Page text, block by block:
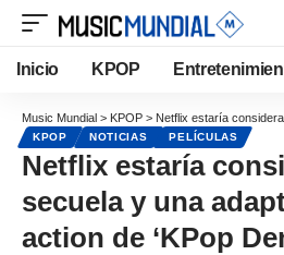
Inicio KPOP
Music Mundial > KPOP > Netflix estaría considerando una
KPOP NOTICIAS PELÍCULAS
Netflix estaría
secuela y una
action de ‘KPop